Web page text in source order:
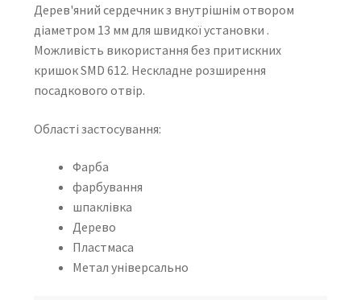
Дерев'яний сердечник з внутрішнім отвором
діаметром 13 мм для швидкої установки .
Можливість використання без притискних
кришок SMD 612. Нескладне розширення
посадкового отвір.
Області застосування:
Фарба
фарбування
шпаклівка
Дерево
Пластмаса
Метал універсально